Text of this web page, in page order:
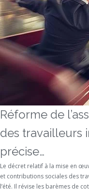
Réforme de
des travailleurs
précise…
Le décret relatif à la mise en
et contributions sociales des
l’été. Il révise les barèmes de